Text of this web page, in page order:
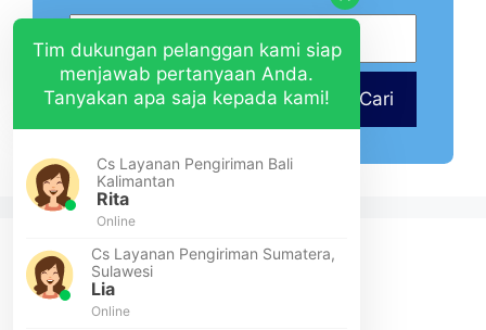
Cari
Tim dukungan pelanggan kami siap
menjawab pertanyaan Anda.
Tanyakan apa saja kepada kami!
Cs Layanan Pengiriman Bali
Kalimantan
Rita
Online
Cs Layanan Pengiriman Sumatera,
Sulawesi
Lia
Online